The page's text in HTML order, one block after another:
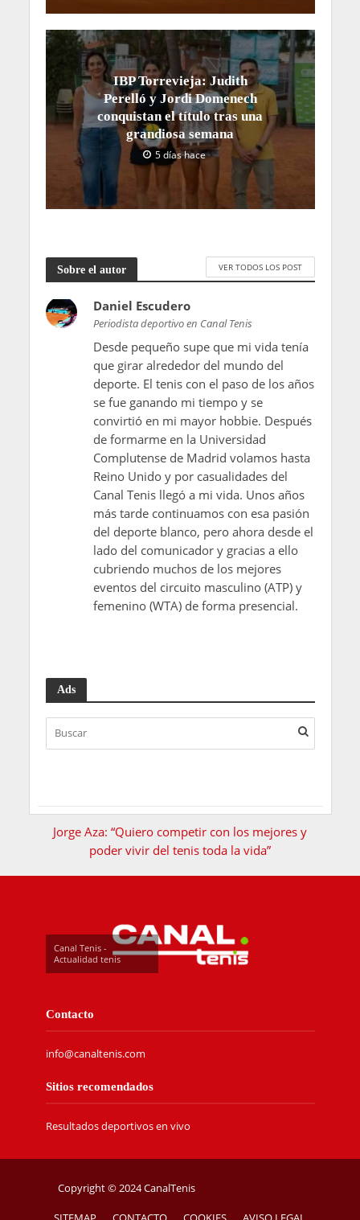
IBP Torrevieja: Judith
Perelló y Jordi Domenech
conquistan el título tras una
grandiosa semana
5 días hace
Sobre el autor VER TODOS LOS POST
Daniel Escudero
Periodista deportivo en Canal Tenis
Desde pequeño supe que mi vida tenía
que girar alrededor del mundo del
deporte. El tenis con el paso de los años
se fue ganando mi tiempo y se
convirtió en mi mayor hobbie. Después
de formarme en la Universidad
Complutense de Madrid volamos hasta
Reino Unido y por casualidades del
Canal Tenis llegó a mi vida. Unos años
más tarde continuamos con esa pasión
del deporte blanco, pero ahora desde el
lado del comunicador y gracias a ello
cubriendo muchos de los mejores
eventos del circuito masculino (ATP) y
femenino (WTA) de forma presencial.
Ads
Jorge Aza: “Quiero competir con los mejores y
poder vivir del tenis toda la vida”
Canal Tenis -
Actualidad tenis
Contacto
info@canaltenis.com
Sitios recomendados
Resultados deportivos en vivo
Copyright © 2024 CanalTenis